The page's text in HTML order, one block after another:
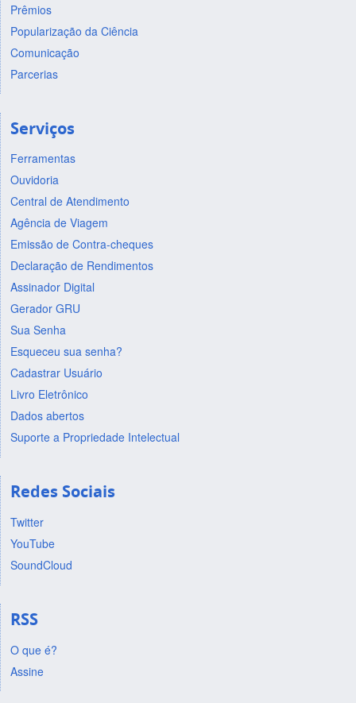
Prêmios
Popularização da Ciência
Comunicação
Parcerias
Serviços
Ferramentas
Ouvidoria
Central de Atendimento
Agência de Viagem
Emissão de Contra-cheques
Declaração de Rendimentos
Assinador Digital
Gerador GRU
Sua Senha
Esqueceu sua senha?
Cadastrar Usuário
Livro Eletrônico
Dados abertos
Suporte a Propriedade Intelectual
Redes Sociais
Twitter
YouTube
SoundCloud
RSS
O que é?
Assine